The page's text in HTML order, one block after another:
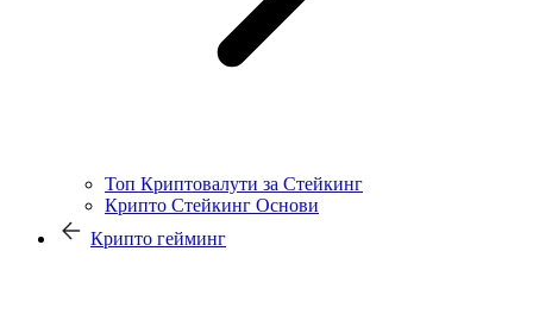
Топ Криптовалути за Стейкинг
Крипто Стейкинг Основи
Крипто гейминг